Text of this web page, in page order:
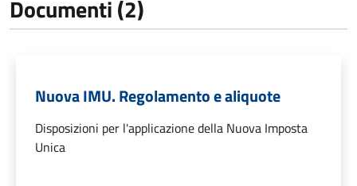
Documenti (2)
Nuova IMU. Regolamento e aliquote
Disposizioni per l'applicazione della Nuova Imposta
Unica